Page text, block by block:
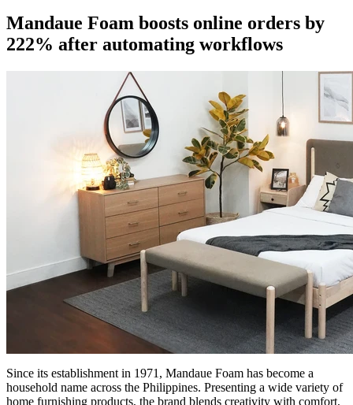
Mandaue Foam boosts online orders by
222% after automating workflows
Since its establishment in 1971, Mandaue Foam has become a
household name across the Philippines. Presenting a wide variety of
home furnishing products, the brand blends creativity with comfort,